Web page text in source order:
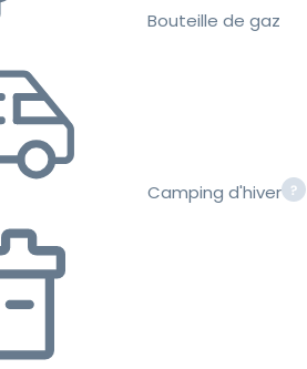
Bouteille de gaz
Camping d'hiver